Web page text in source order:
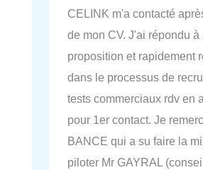
CELINK m'a contacté
de mon CV. J'ai répondu à
proposition et rapidement
dans le processus de
tests commerciaux rdv en
pour 1er contact. Je
BANCE qui a su faire la
piloter Mr GAYRAL